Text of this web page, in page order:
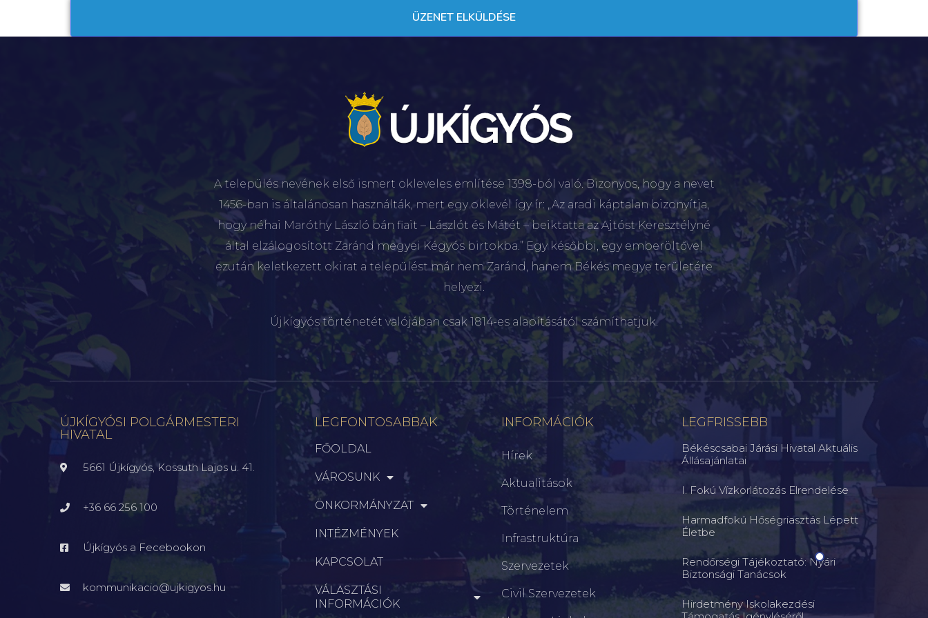
A település nevének első ismert okleveles említése 1398-ból való. Bizonyos, hogy a nevet
1456-ban is általánosan használták, mert egy oklevél így ír: „Az aradi káptalan bizonyítja,
hogy néhai Maróthy László bán fiait – Lászlót és Mátét – beiktatta az Ajtóst Keresztélyné
által elzálogosított Zaránd megyei Kégyós birtokba.” Egy későbbi, egy emberöltővel
ezután keletkezett okirat a települést már nem Zaránd, hanem Békés megye területére
helyezi.
Újkígyós történetét valójában csak 1814-es alapításától számíthatjuk.
ÚJKÍGYÓSI POLGÁRMESTERI
HIVATAL
5661 Újkígyós, Kossuth Lajos u. 41.
+36 66 256 100
Újkígyós a Fecebookon
kommunikacio@ujkigyos.hu
LEGFONTOSABBAK
FŐOLDAL
VÁROSUNK
ÖNKORMÁNYZAT
INTÉZMÉNYEK
KAPCSOLAT
VÁLASZTÁSI
INFORMÁCIÓK
INFORMÁCIÓK
Hírek
Aktualitások
Történelem
Infrastruktúra
Szervezetek
Civil Szervezetek
LEGFRISSEBB
Békéscsabai Járási Hivatal Aktuális
Állásajánlatai
I. Fokú Vízkorlátozás Elrendelése
Harmadfokú Hőségriasztás Lépett
Életbe
Rendőrségi Tájékoztató: Nyári
Biztonsági Tanácsok
Hirdetmény Iskolakezdési